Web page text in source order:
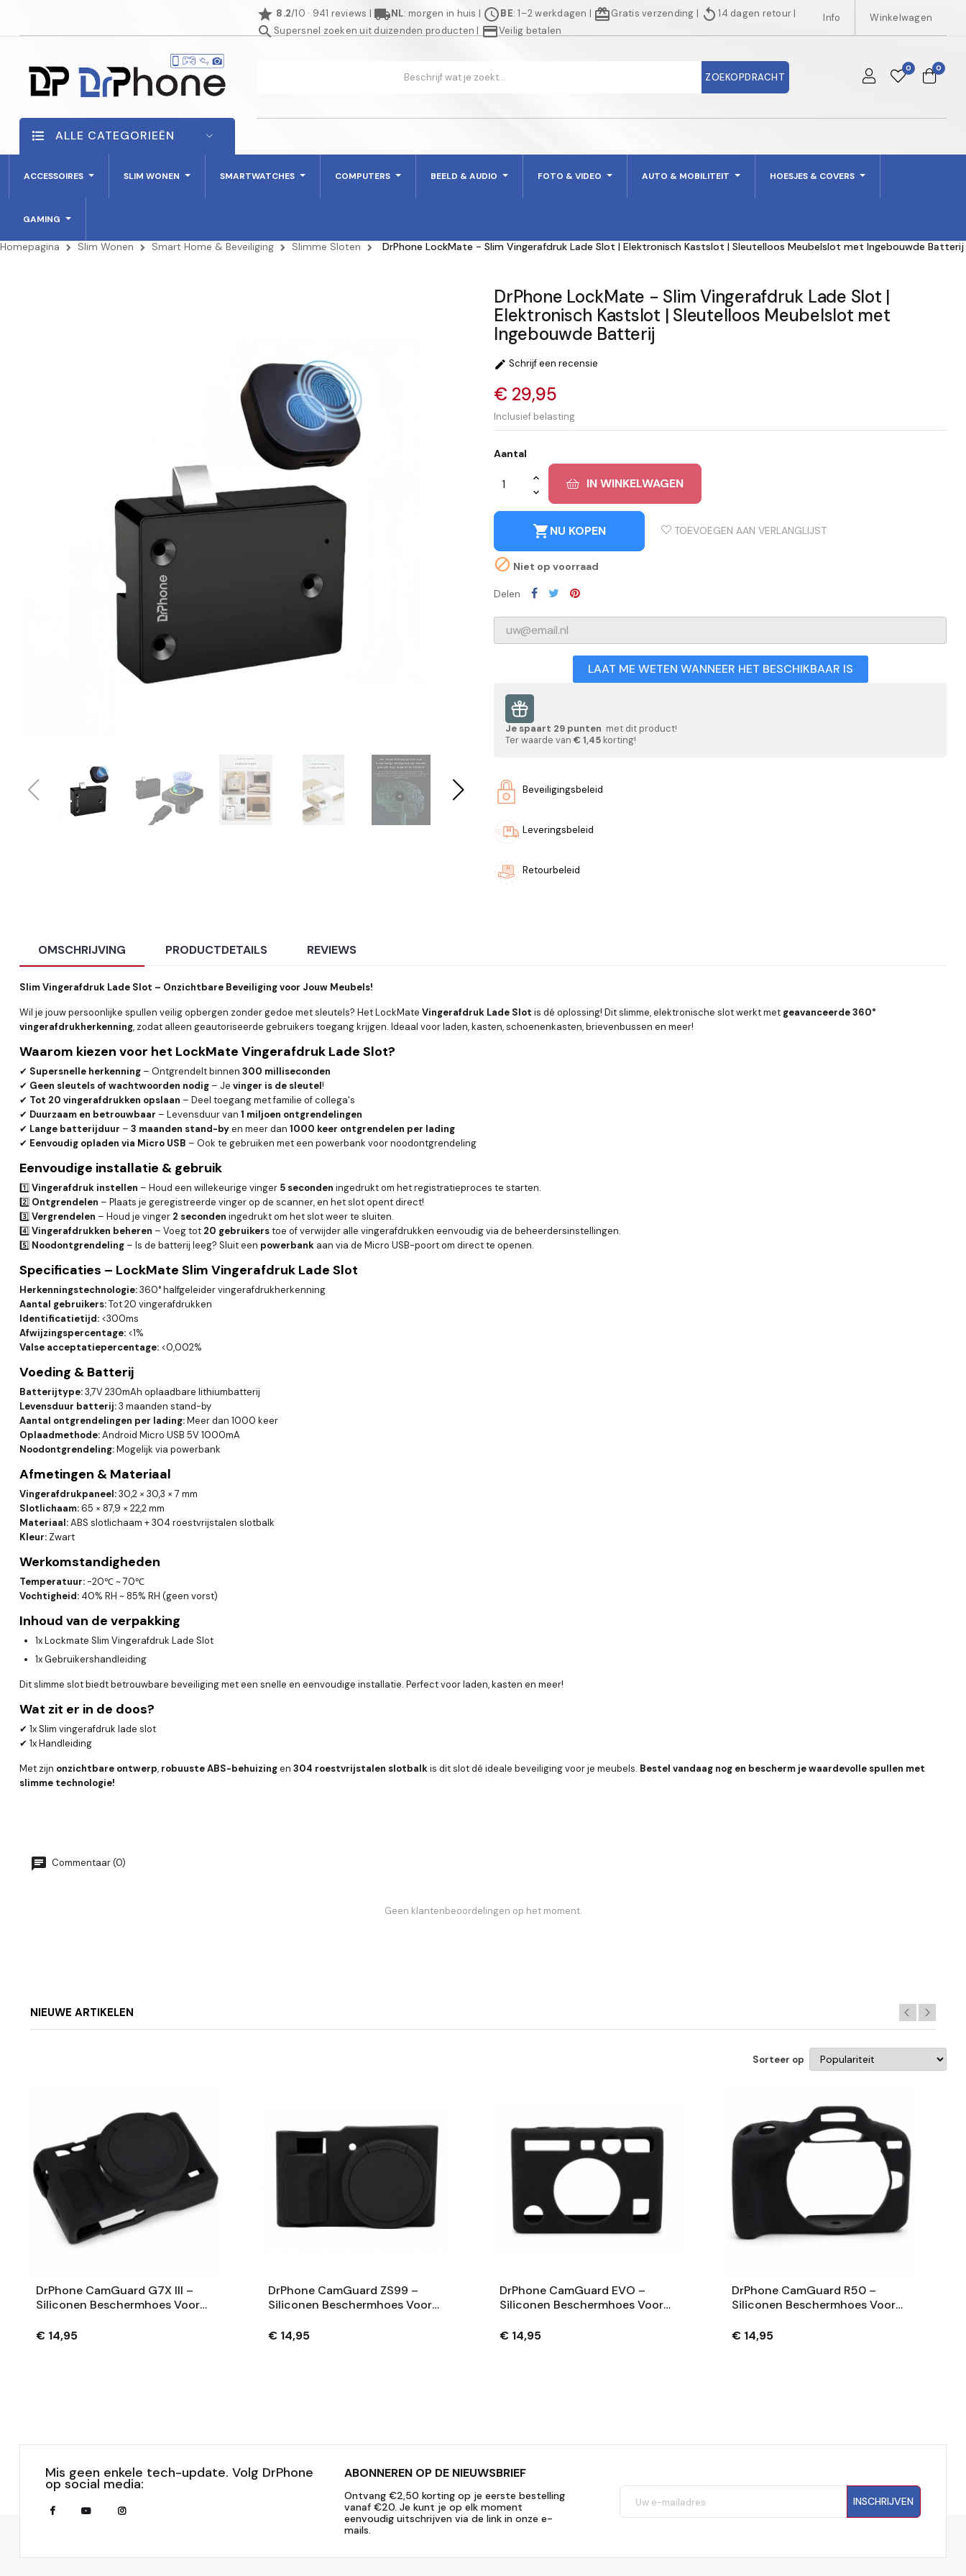
star 8.2/10 · 941 reviews | local_shippingNL: morgen in huis | scheduleBE: 1–2 werkdagen | redeemGratis verzending | replay14 dagen retour |
searchSupersnel zoeken uit duizenden producten | credit_cardVeilig betalen
Info Winkelwagen
ZOEKOPDRACHT
0 0
ALLE CATEGORIEËN
ACCESSOIRES SLIM WONEN SMARTWATCHES COMPUTERS BEELD & AUDIO FOTO & VIDEO AUTO & MOBILITEIT HOESJES & COVERS
GAMING
Homepagina Slim Wonen Smart Home & Beveiliging Slimme Sloten DrPhone LockMate - Slim Vingerafdruk Lade Slot | Elektronisch Kastslot | Sleutelloos Meubelslot met Ingebouwde Batterij
DrPhone LockMate - Slim Vingerafdruk Lade Slot |
Elektronisch Kastslot | Sleutelloos Meubelslot met
Ingebouwde Batterij
 Schrijf een recensie
€ 29,95
Inclusief belasting
Aantal
IN WINKELWAGEN
shopping_cartNU KOPEN TOEVOEGEN AAN VERLANGLIJST
 Niet op voorraad
Delen
LAAT ME WETEN WANNEER HET BESCHIKBAAR IS
Je spaart 29 punten met dit product!
Ter waarde van € 1,45 korting!
Beveiligingsbeleid
Leveringsbeleid
Retourbeleid
OMSCHRIJVING PRODUCTDETAILS REVIEWS
Slim Vingerafdruk Lade Slot – Onzichtbare Beveiliging voor Jouw Meubels!
Wil je jouw persoonlijke spullen veilig opbergen zonder gedoe met sleutels? Het LockMate Vingerafdruk Lade Slot is dé oplossing! Dit slimme, elektronische slot werkt met geavanceerde 360°
vingerafdrukherkenning, zodat alleen geautoriseerde gebruikers toegang krijgen. Ideaal voor laden, kasten, schoenenkasten, brievenbussen en meer!
Waarom kiezen voor het LockMate Vingerafdruk Lade Slot?
✔ Supersnelle herkenning – Ontgrendelt binnen 300 milliseconden
✔ Geen sleutels of wachtwoorden nodig – Je vinger is de sleutel!
✔ Tot 20 vingerafdrukken opslaan – Deel toegang met familie of collega's
✔ Duurzaam en betrouwbaar – Levensduur van 1 miljoen ontgrendelingen
✔ Lange batterijduur – 3 maanden stand-byen meer dan 1000 keer ontgrendelen per lading
✔ Eenvoudig opladen via Micro USB – Ook te gebruiken met een powerbank voor noodontgrendeling
Eenvoudige installatie & gebruik
1️⃣ Vingerafdruk instellen – Houd een willekeurige vinger 5 seconden ingedrukt om het registratieproces te starten.
2️⃣ Ontgrendelen – Plaats je geregistreerde vinger op de scanner, en het slot opent direct!
3️⃣ Vergrendelen – Houd je vinger 2 seconden ingedrukt om het slot weer te sluiten.
4️⃣ Vingerafdrukken beheren – Voeg tot 20 gebruikerstoe of verwijder alle vingerafdrukken eenvoudig via de beheerdersinstellingen.
5️⃣ Noodontgrendeling – Is de batterij leeg? Sluit een powerbank aan via de Micro USB-poort om direct te openen.
Specificaties – LockMate Slim Vingerafdruk Lade Slot
Herkenningstechnologie:360° halfgeleider vingerafdrukherkenning
Aantal gebruikers:Tot 20 vingerafdrukken
Identificatietijd: <300ms
Afwijzingspercentage: <1%
Valse acceptatiepercentage: <0,002%
Voeding & Batterij
Batterijtype:3,7V 230mAh oplaadbare lithiumbatterij
Levensduur batterij:3 maanden stand-by
Aantal ontgrendelingen per lading:Meer dan 1000 keer
Oplaadmethode:Android Micro USB 5V 1000mA
Noodontgrendeling:Mogelijk via powerbank
Afmetingen & Materiaal
Vingerafdrukpaneel:30,2 × 30,3 × 7 mm
Slotlichaam:65 × 87,9 × 22,2 mm
Materiaal:ABS slotlichaam + 304 roestvrijstalen slotbalk
Kleur: Zwart
Werkomstandigheden
Temperatuur: -20℃ ~ 70℃
Vochtigheid: 40% RH ~ 85% RH (geen vorst)
Inhoud van de verpakking
1x Lockmate Slim Vingerafdruk Lade Slot
1x Gebruikershandleiding
Dit slimme slot biedt betrouwbare beveiliging met een snelle en eenvoudige installatie. Perfect voor laden, kasten en meer!
Wat zit er in de doos?
✔ 1x Slim vingerafdruk lade slot
✔ 1x Handleiding
Met zijn onzichtbare ontwerp, robuuste ABS-behuizingen 304 roestvrijstalen slotbalkis dit slot dé ideale beveiliging voor je meubels. Bestel vandaag nog en bescherm je waardevolle spullen met
slimme technologie!
Commentaar (0)
Geen klantenbeoordelingen op het moment.
NIEUWE ARTIKELEN
Sorteer op
DrPhone CamGuard G7X III –
Siliconen Beschermhoes Voor
PowerShot G7 X Mark III – Extra
€ 14,95
DrPhone CamGuard ZS99 –
Siliconen Beschermhoes Voor
Schokabsorberend –
€ 14,95
DrPhone CamGuard EVO –
Siliconen Beschermhoes Voor
Mini Evo – Krasbestendig En
€ 14,95
DrPhone CamGuard R50 –
Siliconen Beschermhoes Voor
Krasbestendige Camera Case
€ 14,95
Mis geen enkele tech-update. Volg DrPhone
op social media:
ABONNEREN OP DE NIEUWSBRIEF
Ontvang €2,50 korting op je eerste bestelling
vanaf €20. Je kunt je op elk moment
eenvoudig uitschrijven via de link in onze e-
mails.
INSCHRIJVEN